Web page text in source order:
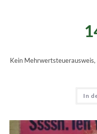
Kein
In